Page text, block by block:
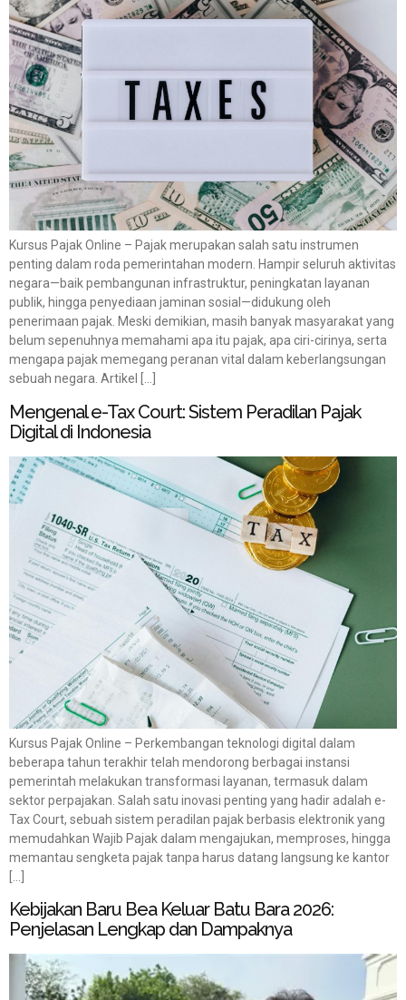
Kursus Pajak Online – Pajak merupakan salah satu instrumen
penting dalam roda pemerintahan modern. Hampir seluruh aktivitas
negara—baik pembangunan infrastruktur, peningkatan layanan
publik, hingga penyediaan jaminan sosial—didukung oleh
penerimaan pajak. Meski demikian, masih banyak masyarakat yang
belum sepenuhnya memahami apa itu pajak, apa ciri-cirinya, serta
mengapa pajak memegang peranan vital dalam keberlangsungan
sebuah negara. Artikel […]
Mengenal e-Tax Court: Sistem Peradilan Pajak
Digital di Indonesia
Kursus Pajak Online – Perkembangan teknologi digital dalam
beberapa tahun terakhir telah mendorong berbagai instansi
pemerintah melakukan transformasi layanan, termasuk dalam
sektor perpajakan. Salah satu inovasi penting yang hadir adalah e-
Tax Court, sebuah sistem peradilan pajak berbasis elektronik yang
memudahkan Wajib Pajak dalam mengajukan, memproses, hingga
memantau sengketa pajak tanpa harus datang langsung ke kantor
Kebijakan Baru Bea Keluar Batu Bara 2026:
Penjelasan Lengkap dan Dampaknya